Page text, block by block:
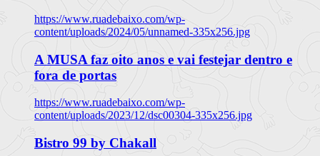
https://www.ruadebaixo.com/wp-
content/uploads/2024/05/unnamed-335x256.jpg
A MUSA faz oito anos e vai festejar dentro e
fora de portas
https://www.ruadebaixo.com/wp-
content/uploads/2023/12/dsc00304-335x256.jpg
Bistro 99 by Chakall